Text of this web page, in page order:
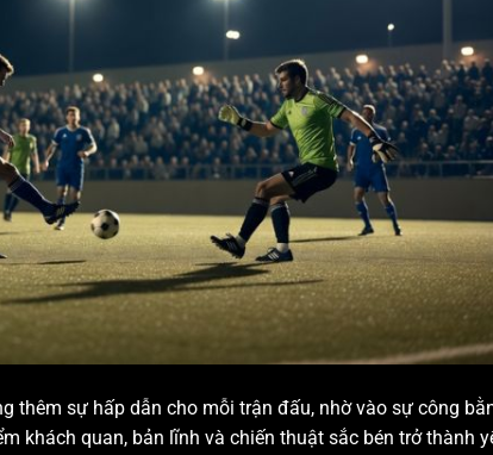
thêm sự hấp dẫn cho mỗi trận đấu, nhờ vào sự công
khách quan, bản lĩnh và chiến thuật sắc bén trở thành